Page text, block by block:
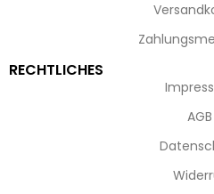
RECHTLICHES
AGB